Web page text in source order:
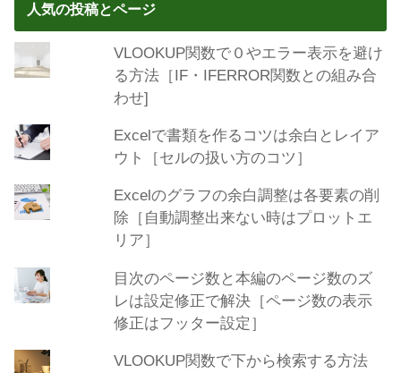
人気の投稿とページ
VLOOKUP関数で０やエラー表示を避け
る方法［IF・IFERROR関数との組み合
わせ]
Excelで書類を作るコツは余白とレイア
ウト［セルの扱い方のコツ］
Excelのグラフの余白調整は各要素の削
除［自動調整出来ない時はプロットエ
リア］
目次のページ数と本編のページ数のズ
レは設定修正で解決［ページ数の表示
修正はフッター設定］
VLOOKUP関数で下から検索する方法